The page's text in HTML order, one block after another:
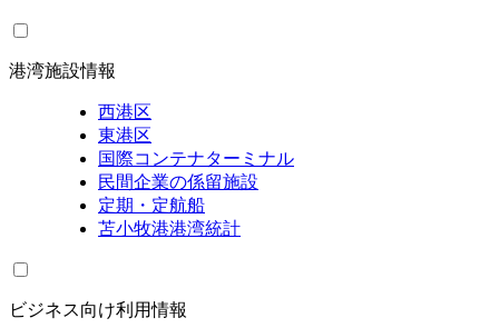
港湾施設情報
西港区
東港区
国際コンテナターミナル
民間企業の係留施設
定期・定航船
苫小牧港港湾統計
ビジネス向け利用情報